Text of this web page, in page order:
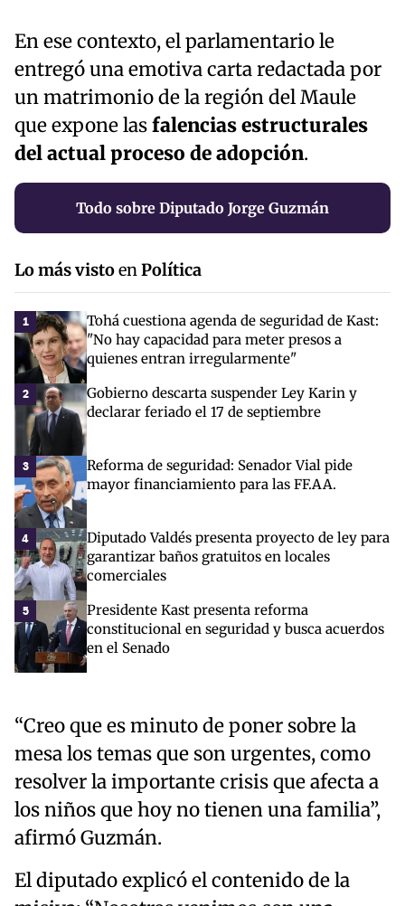
En ese contexto, el parlamentario le
entregó una emotiva carta redactada por
un matrimonio de la región del Maule
que expone lasfalencias estructurales
del actual proceso de adopción.
Todo sobre Diputado Jorge Guzmán
Lo más vistoenPolítica
1
Tohá cuestiona agenda de seguridad de Kast:
"No hay capacidad para meter presos a
quienes entran irregularmente"
2
Gobierno descarta suspender Ley Karin y
declarar feriado el 17 de septiembre
3
Reforma de seguridad: Senador Vial pide
mayor financiamiento para las FF.AA.
4
Diputado Valdés presenta proyecto de ley para
garantizar baños gratuitos en locales
comerciales
5
Presidente Kast presenta reforma
constitucional en seguridad y busca acuerdos
en el Senado
“Creo que es minuto de poner sobre la
mesa los temas que son urgentes, como
resolver la importante crisis que afecta a
los niños que hoy no tienen una familia”,
afirmó Guzmán.
El diputado explicó el contenido de la